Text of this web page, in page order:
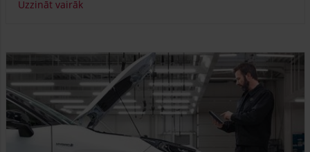
Uzzināt vairāk